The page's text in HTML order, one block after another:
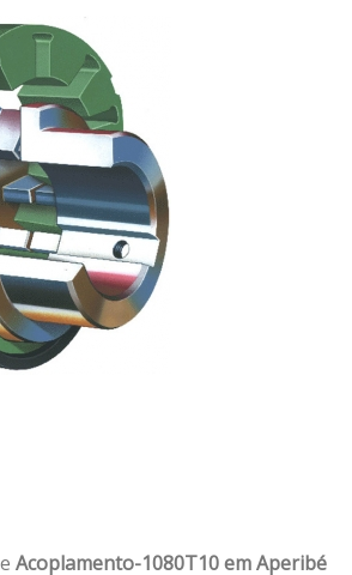
Acoplamento-1080T10 em Aperibé